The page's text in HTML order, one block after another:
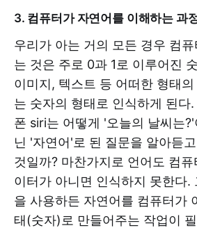
3. 컴퓨터가 자연어를 이해하는 과
우리가 아는 거의 모든 경우 컴
는 것은 주로 0과 1로 이루어진
이미지, 텍스트 등 어떠한 형태
는 숫자의 형태로 인식하게 된다
폰 siri는 어떻게 '오늘의 날씨는
닌 '자연어'로 된 질문을 알아듣
것일까? 마찬가지로 언어도 컴
이터가 아니면 인식하지 못한다.
을 사용하든 자연어를 컴퓨터가
태(숫자)로 만들어주는 작업이